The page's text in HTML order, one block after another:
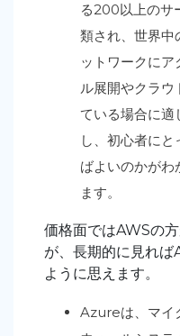
る200以上のサ
類され、世界中
ットワークに
ル展開やクラウ
ている場合に適
し、初心者に
ばよいのかがわ
ます。
価格面ではAWSの
が、長期的に見れ
ように思えます。
Azureは、マイ